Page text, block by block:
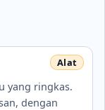
yang ringkas.
dengan